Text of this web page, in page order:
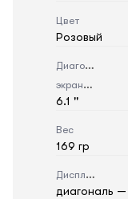
Цвет
Розовый
Диагональ
экрана
6.1 ''
Вес
169 гр
Дисплей
диагональ